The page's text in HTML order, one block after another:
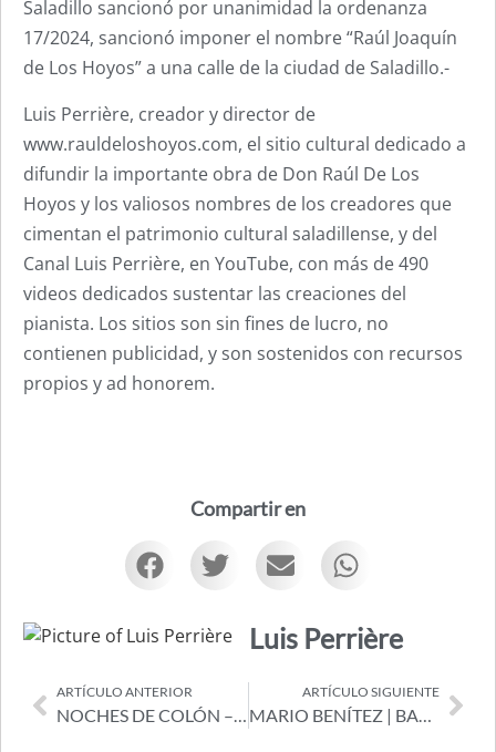
Saladillo sancionó por unanimidad la ordenanza
17/2024, sancionó imponer el nombre “Raúl Joaquín
de Los Hoyos” a una calle de la ciudad de Saladillo.-
Luis Perrière, creador y director de
www.rauldeloshoyos.com, el sitio cultural dedicado a
difundir la importante obra de Don Raúl De Los
Hoyos y los valiosos nombres de los creadores que
cimentan el patrimonio cultural saladillense, y del
Canal Luis Perrière, en YouTube, con más de 490
videos dedicados sustentar las creaciones del
pianista. Los sitios son sin fines de lucro, no
contienen publicidad, y son sostenidos con recursos
propios y ad honorem.
Compartir en
Luis Perrière
ARTÍCULO ANTERIOR
NOCHES DE COLÓN – PORTADAS
ARTÍCULO SIGUIENTE
MARIO BENÍTEZ | BANDONEÓN Y TANGOS